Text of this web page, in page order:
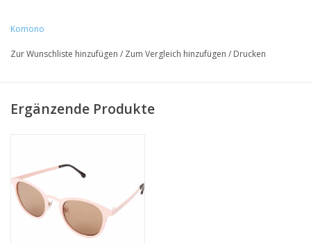
Komono
Zur Wunschliste hinzufügen / Zum Vergleich hinzufügen / Drucken
Ergänzende Produkte